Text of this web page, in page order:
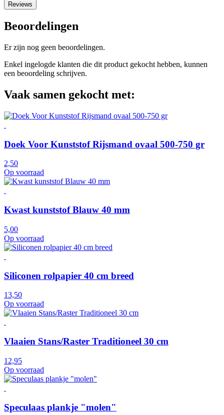
Reviews
Beoordelingen
Er zijn nog geen beoordelingen.
Enkel ingelogde klanten die dit product gekocht hebben, kunnen
een beoordeling schrijven.
Vaak samen gekocht met:
Doek Voor Kunststof Rijsmand ovaal 500-750 gr
2,50
Op voorraad
Kwast kunststof Blauw 40 mm
5,00
Op voorraad
Siliconen rolpapier 40 cm breed
13,50
Op voorraad
Vlaaien Stans/Raster Traditioneel 30 cm
12,95
Op voorraad
Speculaas plankje "molen"